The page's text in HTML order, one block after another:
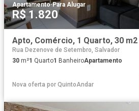
Apartamento·Para Alugar
R$ 1.820
Apto, Comércio, 1 Quarto, 30
Rua Dezenove de Setembro, Salvador
30 m²1 Quarto1 BanheiroApartamento
Nova oferta por QuintoAndar